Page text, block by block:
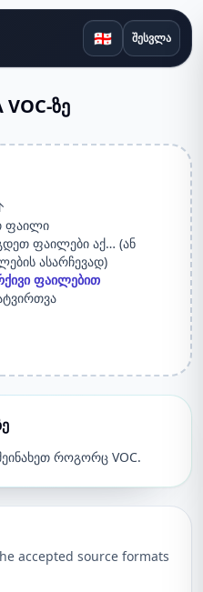
🇬🇪 შესვლა
ზე
ფაილი
ფაილები აქ… (ან
ასარჩევად)
ფაილებით
როგორც VOC.
accepted source formats